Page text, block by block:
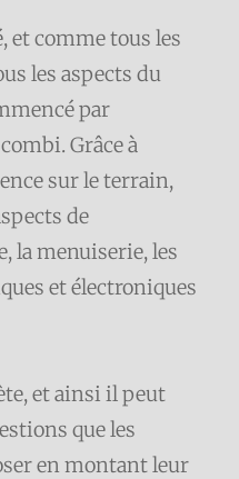
et comme tous les
les aspects du
par
Grâce à
sur le terrain,
de
la menuiserie, les
et électroniques
et ainsi il peut
que les
en montant leur